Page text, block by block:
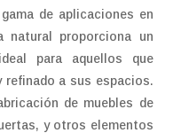
de aplicaciones en
natural proporciona un
para aquellos que
refinado a sus espacios.
de muebles de
y otros elementos